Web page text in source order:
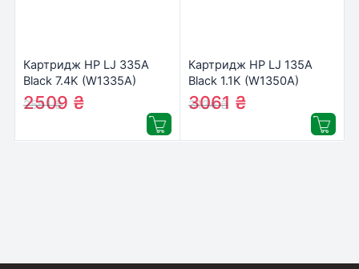
Картридж HP LJ 335A
Black 7.4K (W1335A)
2561₴
2509 ₴
Картридж HP LJ 135A
Black 1.1K (W1350A)
3124₴
3061 ₴